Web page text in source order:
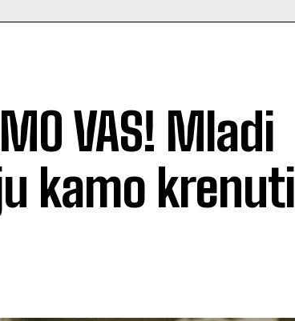
VAS! Mladi
kamo krenuti